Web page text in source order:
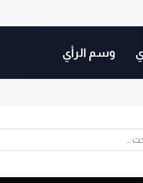
وسم الرأي